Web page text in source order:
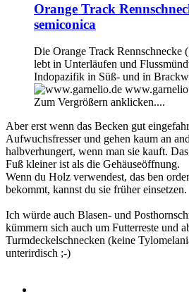
Orange Track
semiconica
Die Orange Track Rennschnecke
lebt in Unterläufen und
Indopazifik in Süß- und in
Zum Vergrößern anklicken....
Aber erst wenn das Becken gut
Aufwuchsfresser und gehen kaum an
halbverhungert, wenn man sie kauft.
Fuß kleiner ist als die Gehäuseöffnung.
Wenn du Holz verwendest, das ben
bekommt, kannst du sie früher einsetzen.
Ich würde auch Blasen- und
kümmern sich auch um Futterreste und
Turmdeckelschnecken (keine
unterirdisch ;-)